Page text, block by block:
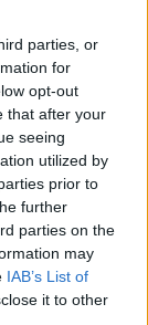
parties, or
for
opt-out
that after your
seeing
utilized by
prior to
further
parties on the
may
IAB’s List of
it to other